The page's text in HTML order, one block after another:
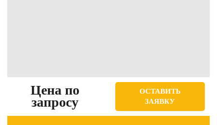
Цена по
запросу
ОСТАВИТЬ
ЗАЯВКУ